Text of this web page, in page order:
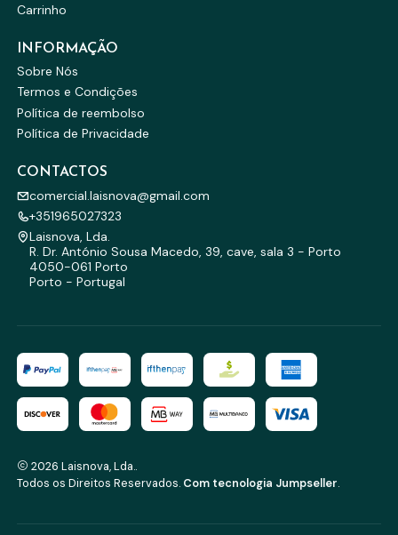
Carrinho
INFORMAÇÃO
Sobre Nós
Termos e Condições
Política de reembolso
Política de Privacidade
CONTACTOS
comercial.laisnova@gmail.com
+351965027323
Laisnova, Lda.
R. Dr. António Sousa Macedo, 39, cave, sala 3 - Porto
4050-061 Porto
Porto - Portugal
2026 Laisnova, Lda..
Todos os Direitos Reservados. Com tecnologia Jumpseller.